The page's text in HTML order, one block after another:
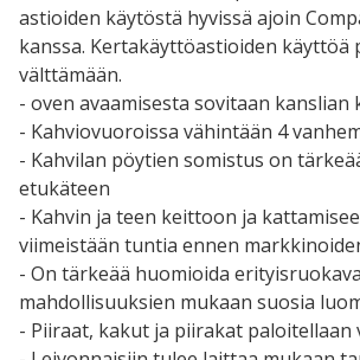
astioiden käytöstä hyvissä ajoin
kanssa. Kertakäyttöastioiden käyttöä
välttämään.
- oven avaamisesta sovitaan kanslian
- Kahviovuoroissa vähintään 4
- Kahvilan pöytien somistus on
etukäteen
- Kahvin ja teen keittoon ja
viimeistään tuntia ennen
- On tärkeää huomioida
mahdollisuuksien mukaan suosia
- Piiraat, kakut ja piirakat paloitellaan